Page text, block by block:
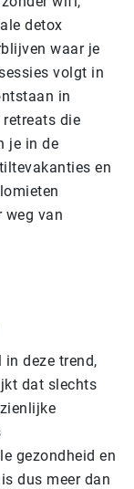
detox
waar je
volgt in
in
retreats die
je in de
en
weg van
deze trend,
dat slechts
gezondheid en
dus meer dan